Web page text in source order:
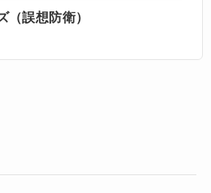
（誤想防衛）